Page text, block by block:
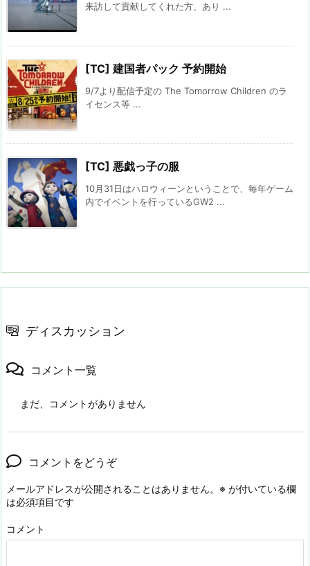
来訪して貢献してくれた方、あり ...
[TC] 建国者パック 予約開始
9/7より配信予定の The Tomorrow Children のラ
イセンス等 ...
[TC] 悪戯っ子の服
10月31日はハロウィーンということで、毎年ゲーム
内でイベントを行っているGW2 ...
ディスカッション
コメント一覧
まだ、コメントがありません
コメントをどうぞ
メールアドレスが公開されることはありません。 ※ が付いている欄
は必須項目です
コメント